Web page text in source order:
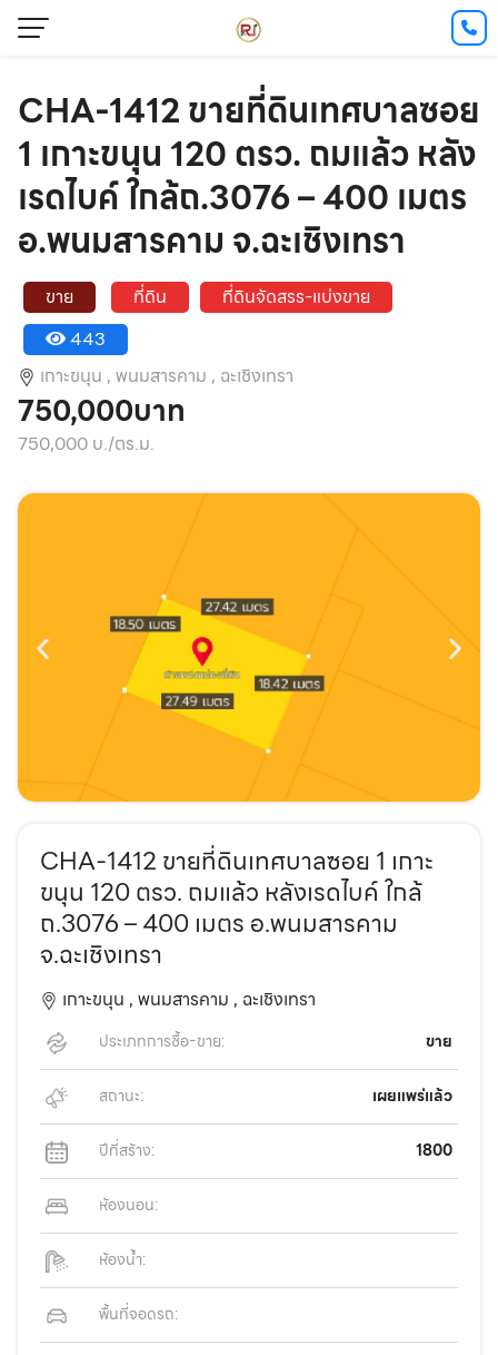
CHA-1412 ขายที่ดินเทศบาลซอย
1 เกาะขนุน 120 ตรว. ถมแล้ว หลัง
เรดไบค์ ใกล้ถ.3076 – 400 เมตร
อ.พนมสารคาม จ.ฉะเชิงเทรา
ขาย ที่ดิน
ที่ดินจัดสรร-แบ่งขาย
443
เกาะขนุน , พนมสารคาม , ฉะเชิงเทรา
750,000บาท
750,000 บ./ตร.ม.
CHA-1412 ขายที่ดินเทศบาลซอย 1 เกาะ
ขนุน 120 ตรว. ถมแล้ว หลังเรดไบค์ ใกล้
ถ.3076 – 400 เมตร อ.พนมสารคาม
จ.ฉะเชิงเทรา
เกาะขนุน , พนมสารคาม , ฉะเชิงเทรา
ประเภทการซื้อ-ขาย: ขาย
สถานะ: เผยแพร่แล้ว
ปีที่สร้าง: 1800
ห้องนอน:
ห้องน้ำ:
พื้นที่จอดรถ: